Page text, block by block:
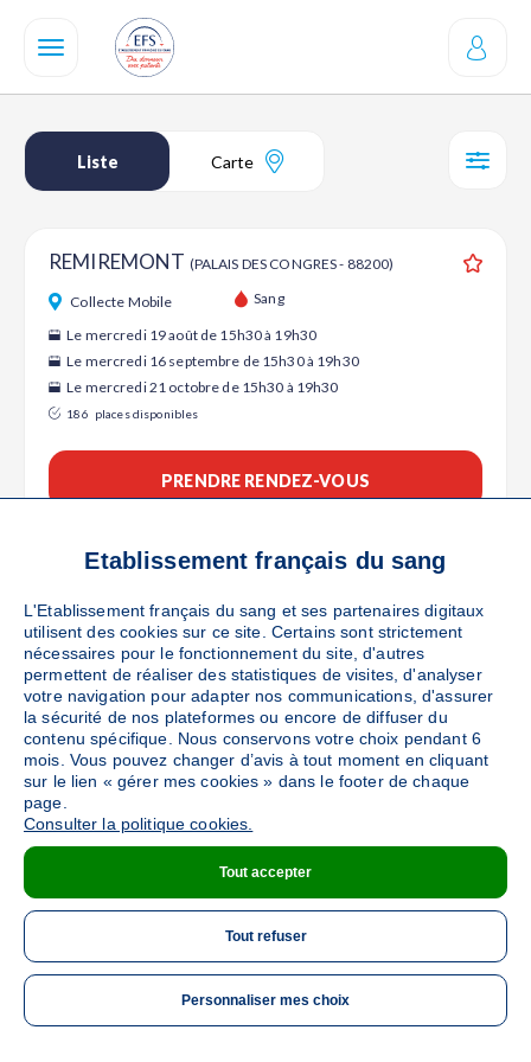
contenu
Liste Carte
ME
REMIREMONT (PALAIS DES CONGRES - 88200)
Collecte Mobile Sang
Le mercredi 19 août de 15h30 à 19h30
Le mercredi 16 septembre de 15h30 à 19h30
Le mercredi 21 octobre de 15h30 à 19h30
186 places disponibles
PRENDRE RENDEZ-VOUS
Etablissement français du sang
L'Etablissement français du sang et ses partenaires digitaux
utilisent des cookies sur ce site. Certains sont strictement
nécessaires pour le fonctionnement du site, d'autres
permettent de réaliser des statistiques de visites, d'analyser
votre navigation pour adapter nos communications, d'assurer
la sécurité de nos plateformes ou encore de diffuser du
contenu spécifique. Nous conservons votre choix pendant 6
mois. Vous pouvez changer d’avis à tout moment en cliquant
sur le lien « gérer mes cookies » dans le footer de chaque
page.
Consulter la politique cookies.
Tout accepter
Tout refuser
Personnaliser mes choix